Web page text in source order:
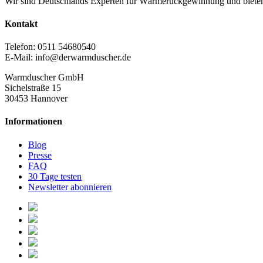
Kontakt
Telefon: 0511 54680540
E-Mail: info@derwarmduscher.de
Warmduscher GmbH
Sichelstraße 15
30453 Hannover
Informationen
Blog
Presse
FAQ
30 Tage testen
Newsletter abonnieren